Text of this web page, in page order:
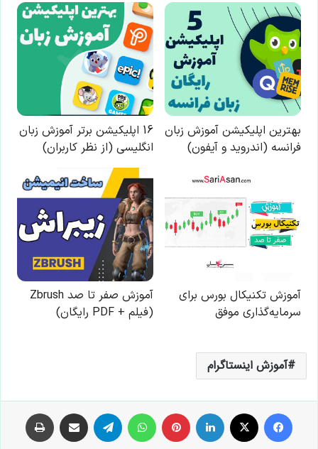
آموزش اینستاگرام
فیس بوک لینکدین ‫پین‌ترست تلگرام اشتراک گذاری از طریق ایمیل